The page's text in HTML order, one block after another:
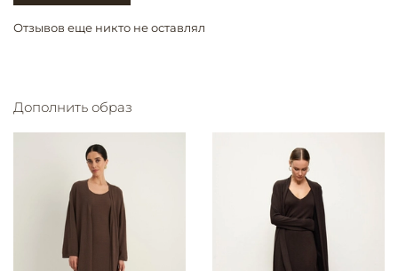
Отзывов еще никто не оставлял
Дополнить образ